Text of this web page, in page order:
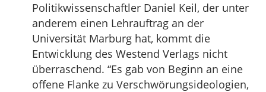
Politikwissenschaftler Daniel Keil, der unter
anderem einen Lehrauftrag an der
Universität Marburg hat, kommt die
Entwicklung des Westend Verlags nicht
überraschend. “Es gab von Beginn an eine
offene Flanke zu Verschwörungsideologien,